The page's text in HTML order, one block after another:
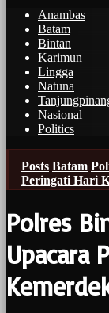
Anambas
Batam
Bintan
Karimun
Lingga
Natuna
Nasional
Politics
Posts Batam
Peringati Hari
Polres
Upacara